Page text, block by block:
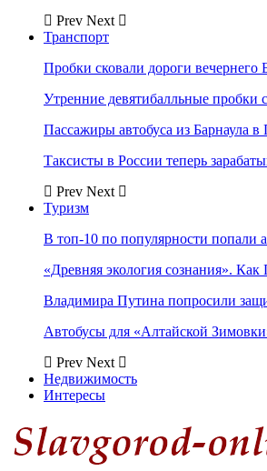
Prev Next
Транспорт
Пробки сковали дороги вечернего
Утренние девятибалльные пробки
Пассажиры автобуса из Барнаула в
Таксисты в России теперь
Prev Next
Туризм
В топ-10 по популярности попали
«Древняя экология сознания».
Владимира Путина попросили
Автобусы для «Алтайской
Prev Next
Недвижимость
Интересы